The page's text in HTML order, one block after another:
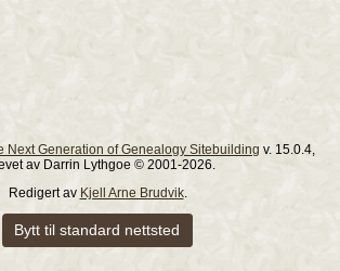
Next Generation of Genealogy Sitebuilding v. 15.0.4,
av Darrin Lythgoe © 2001-2026.
Redigert av Kjell Arne Brudvik.
Bytt til standard nettsted